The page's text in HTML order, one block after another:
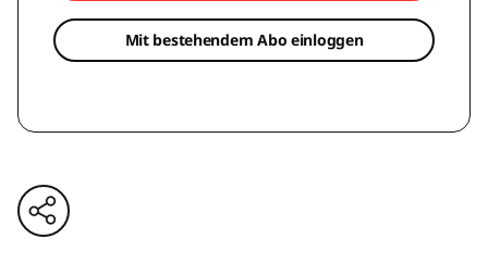
Mit bestehendem Abo einloggen